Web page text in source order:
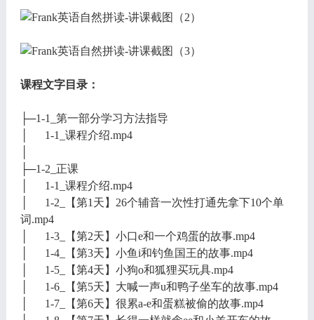
课程文字目录：
├─1-1_第一部分学习方法指导
│ 1-1_课程介绍.mp4
├─1-2_正课
│ 1-1_课程介绍.mp4
│ 1-2_【第1天】26个辅音一次性打通先拿下10个单
词.mp4
│ 1-3_【第2天】小口e和一个鸡蛋的故事.mp4
│ 1-4_【第3天】小鱼i和钓鱼国王的故事.mp4
│ 1-5_【第4天】小狗o和狐狸买玩具.mp4
│ 1-6_【第5天】大喊一声u和鸭子坐车的故事.mp4
│ 1-7_【第6天】很累a-e和蛋糕被偷的故事.mp4